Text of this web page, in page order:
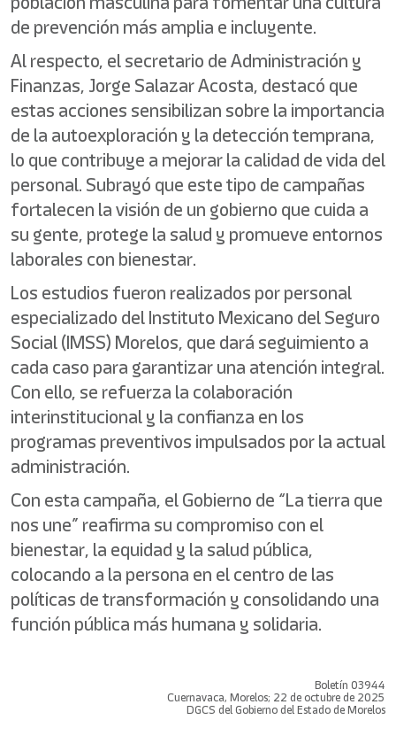
de prevención más amplia e incluyente.
Al respecto, el secretario de Administración y
Finanzas, Jorge Salazar Acosta, destacó que
estas acciones sensibilizan sobre la importancia
de la autoexploración y la detección temprana,
lo que contribuye a mejorar la calidad de vida del
personal. Subrayó que este tipo de campañas
fortalecen la visión de un gobierno que cuida a
su gente, protege la salud y promueve entornos
laborales con bienestar.
Los estudios fueron realizados por personal
especializado del Instituto Mexicano del Seguro
Social (IMSS) Morelos, que dará seguimiento a
cada caso para garantizar una atención integral.
Con ello, se refuerza la colaboración
interinstitucional y la confianza en los
programas preventivos impulsados por la actual
administración.
Con esta campaña, el Gobierno de “La tierra que
nos une” reafirma su compromiso con el
bienestar, la equidad y la salud pública,
colocando a la persona en el centro de las
políticas de transformación y consolidando una
función pública más humana y solidaria.
Boletín 03944
Cuernavaca, Morelos; 22 de octubre de 2025
DGCS del Gobierno del Estado de Morelos